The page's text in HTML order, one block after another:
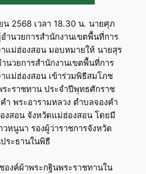
น 2568 เวลา 18.30 น. นายศุภ
ำนวยการสำนักงานเขตพื้นที่การ
แม่ฮ่องสอน มอบหมายให้ นายสุร
นวยการสำนักงานเขตพื้นที่การ
แม่ฮ่องสอน เข้าร่วมพิธีสมโภช
ระราชทาน ประจำปีพุทธศักราช
ำ พระอารามหลวง ตำบลจองคำ
งสอน จังหวัดแม่ฮ่องสอน โดยมี
หนูนา รองผู้ว่าราชการจังหวัด
ระธานในพิธี
องค์ผ้าพระกฐินพระราชทานใน